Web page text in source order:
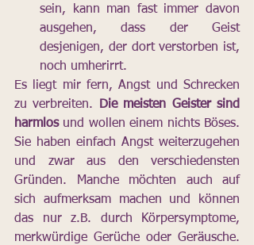
sein, kann man fast immer davon
ausgehen, dass der Geist
desjenigen, der dort verstorben ist,
noch umherirrt.
Es liegt mir fern, Angst und Schrecken
zu verbreiten. Die meisten Geister sind
harmlos und wollen einem nichts Böses.
Sie haben einfach Angst weiterzugehen
und zwar aus den verschiedensten
Gründen. Manche möchten auch auf
sich aufmerksam machen und können
das nur z.B. durch Körpersymptome,
merkwürdige Gerüche oder Geräusche.